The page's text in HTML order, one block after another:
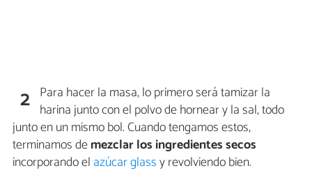
2 Para hacer la masa, lo primero será tamizar la
harina junto con el polvo de hornear y la sal, todo
junto en un mismo bol. Cuando tengamos estos,
terminamos demezclar los ingredientes secos
incorporando el azúcar glassy revolviendo bien.